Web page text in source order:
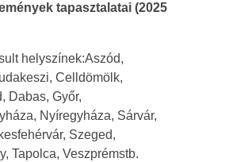
tapasztalatai (2025
helyszínek:Aszód,
Celldömölk,
Dabas, Győr,
Nyíregyháza, Sárvár,
Szeged,
Tapolca, Veszprémstb.